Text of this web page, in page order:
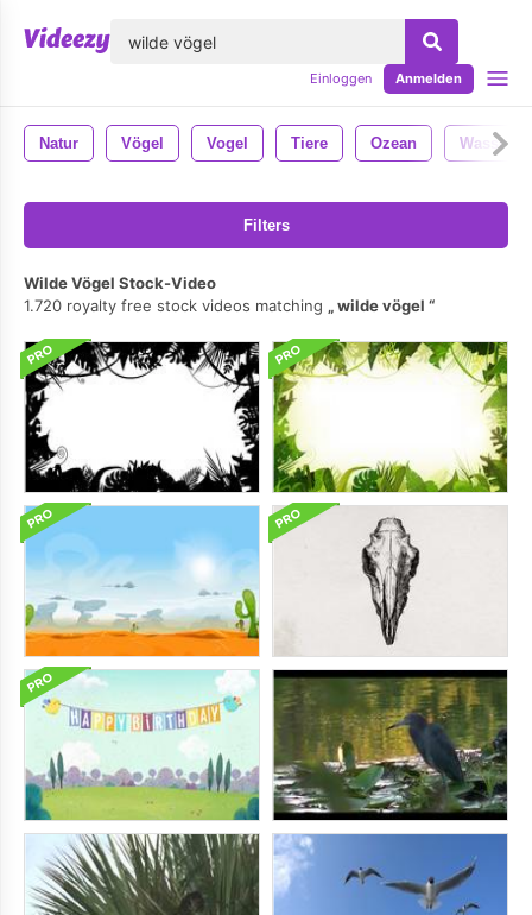
Einloggen Anmelden
Natur Vögel Vogel Tiere Ozean Wasser
Filters
Wilde Vögel Stock-Video
1.720 royalty free stock videos matching
wilde vögel